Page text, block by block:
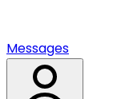
Messages